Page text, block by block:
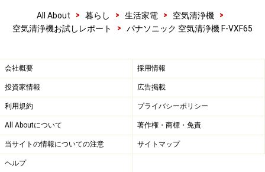
All About > 暮らし > 生活家電 > 空気清浄機
>
空気清浄機お試しレポート
> パナソニック 空気清浄機 F-VXF65
会社概要 採用情報
投資家情報 広告掲載
利用規約 プライバシーポリシー
All Aboutについて 著作権・商標・免責
当サイトの情報についての注意 サイトマップ
ヘルプ